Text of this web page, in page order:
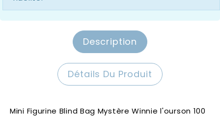
Description
Détails Du Produit
Mini Figurine Blind Bag Mystère Winnie l'ourson 100